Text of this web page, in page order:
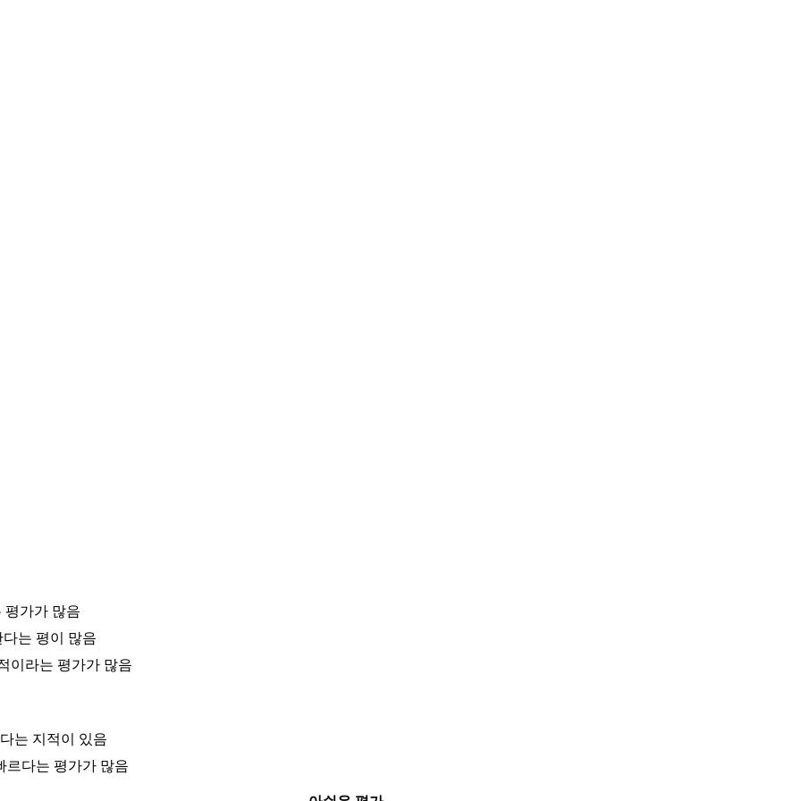
평가가 많음
는 평이 많음
이라는 평가가 많음
는 지적이 있음
르다는 평가가 많음